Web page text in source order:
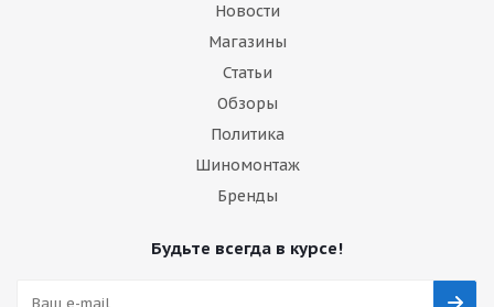
Новости
Магазины
Статьи
Обзоры
Политика
Шиномонтаж
Бренды
Будьте всегда в курсе!